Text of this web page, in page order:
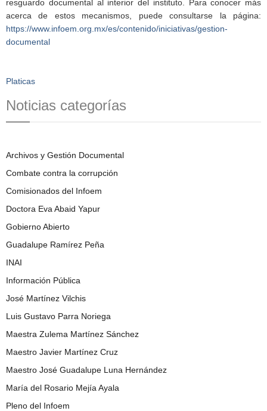
resguardo documental al interior del instituto. Para conocer más
acerca de estos mecanismos, puede consultarse la página:
https://www.infoem.org.mx/es/contenido/iniciativas/gestion-
documental
Platicas
Noticias categorías
Archivos y Gestión Documental
Combate contra la corrupción
Comisionados del Infoem
Doctora Eva Abaid Yapur
Gobierno Abierto
Guadalupe Ramírez Peña
INAI
Información Pública
José Martínez Vilchis
Luis Gustavo Parra Noriega
Maestra Zulema Martínez Sánchez
Maestro Javier Martínez Cruz
Maestro José Guadalupe Luna Hernández
María del Rosario Mejía Ayala
Pleno del Infoem